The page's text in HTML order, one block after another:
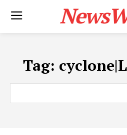
Tag: